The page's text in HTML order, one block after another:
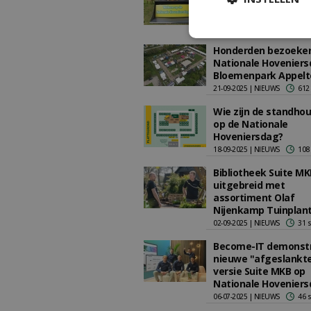
Honderden
Nationale
Bloemenpark
21-09-2025 | NIEUWS
Wie zijn de
op de Nationale
Hoveniersdag?
18-09-2025 | NIEUWS
Bibliotheek Suite
uitgebreid met
assortiment Olaf
Nijenkamp
02-09-2025 | NIEUWS 31
Become-IT
nieuwe
versie Suite MKB op
Nationale
06-07-2025 | NIEUWS 46